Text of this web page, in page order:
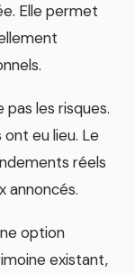
Elle permet
les risques.
eu lieu. Le
réels
annoncés.
option
existant,